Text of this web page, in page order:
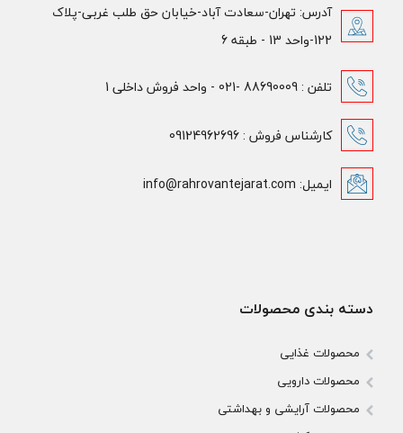
آدرس: تهران-سعادت آباد-خیابان حق طلب غربی-پلاک
122-واحد 13 - طبقه 6
تلفن : 88690009 -021 - واحد فروش داخلی 1
کارشناس فروش : 09124962696
ایمیل: info@rahrovantejarat.com
دسته بندی محصولات
محصولات غذایی
محصولات دارویی
محصولات آرایشی و بهداشتی